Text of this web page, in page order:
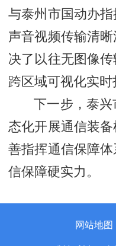
与泰州市国动办
声音视频传输清
决了以往无图像传
跨区域可视化实时
下一步，泰
态化开展通信装
善指挥通信保障
信保障硬实力。
网站地图